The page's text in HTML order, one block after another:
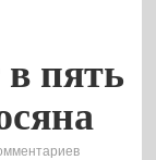
пять